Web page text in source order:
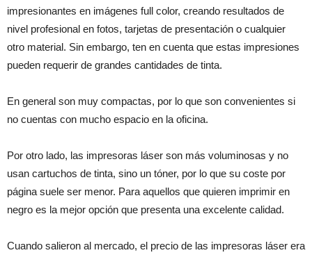
impresionantes en imágenes full color, creando resultados de
nivel profesional en fotos, tarjetas de presentación o cualquier
otro material. Sin embargo, ten en cuenta que estas impresiones
pueden requerir de grandes cantidades de tinta.
En general son muy compactas, por lo que son convenientes si
no cuentas con mucho espacio en la oficina.
Por otro lado, las impresoras láser son más voluminosas y no
usan cartuchos de tinta, sino un tóner, por lo que su coste por
página suele ser menor. Para aquellos que quieren imprimir en
negro es la mejor opción que presenta una excelente calidad.
Cuando salieron al mercado, el precio de las impresoras láser era